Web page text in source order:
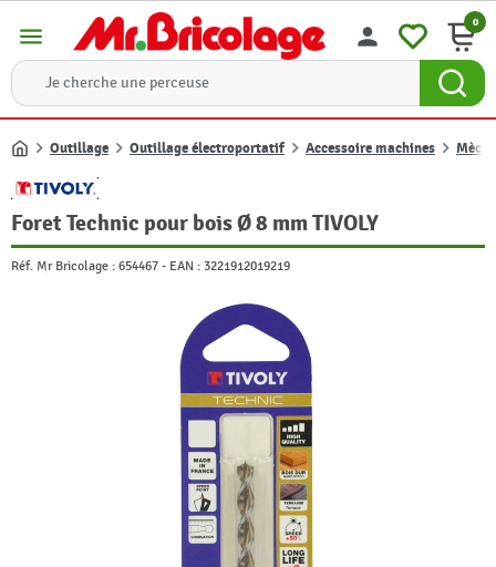
menu person 0
Accueil
Outillage Outillage électroportatif Accessoire machines
Foret Technic pour bois Ø 8 mm TIVOLY
Réf. Mr Bricolage : 654467 - EAN : 3221912019219